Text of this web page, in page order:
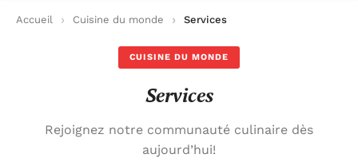
Accueil Cuisine du monde Services
CUISINE DU MONDE
Services
Rejoignez notre communauté culinaire dès
aujourd’hui!